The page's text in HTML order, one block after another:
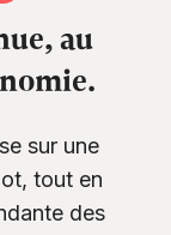
au
sur une
tout en
des